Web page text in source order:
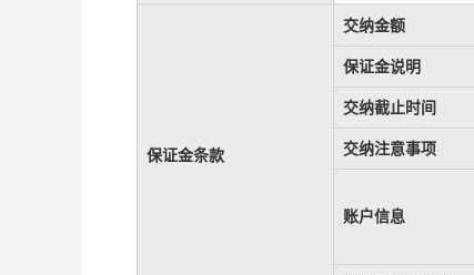
保证金条款
交纳金额
保证金说明
交纳截止时间
交纳注意事项
账户信息